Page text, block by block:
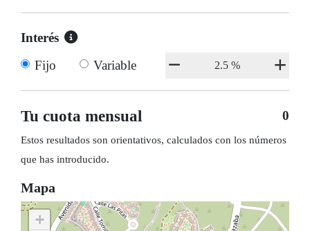
Interés
Fijo
Variable
Tu cuota mensual 0
Estos resultados son orientativos, calculados con los números
que has introducido.
Mapa
+